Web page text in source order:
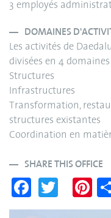
3 employés
DOMAINES
Les activités de
divisées en 4
Structures
Infrastructures
Transformation,
structures existantes
Coordination en
SHARE THIS OFFICE
Fa
ce wi
Pi
nt